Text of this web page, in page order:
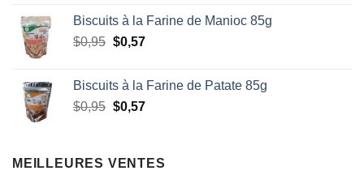
initial
était :
actuel
est :
Biscuits à la Farine de Manioc 85g
$0,95 Le
était :
$0,95.
$0,57Le
est :
$0,57.
Biscuits à la Farine de Patate 85g
$0,95 Le
était :
$0,57Le
est :
MEILLEURES VENTES